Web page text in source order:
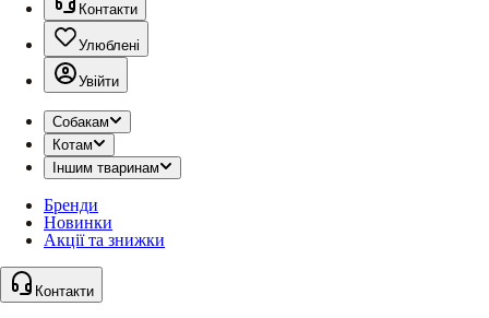
Контакти
Улюблені
Увійти
Собакам
Котам
Іншим тваринам
Бренди
Новинки
Акції та знижки
Контакти